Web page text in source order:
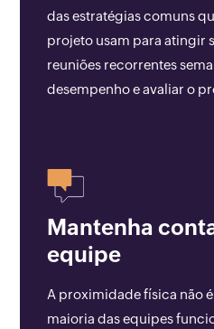
das estratégias comuns
projeto usam para atingir
reuniões recorrentes
desempenho e avaliar o
Mantenha
equipe
A proximidade física não
maioria das equipes